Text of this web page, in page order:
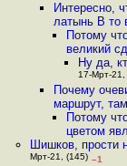
Интересно,
латынь В то
Потому
великий
Ну да,
17-Мрт-21,
Почему
маршрут,
Потому
цветом
Шишков, прости
Мрт-21, (145) –1